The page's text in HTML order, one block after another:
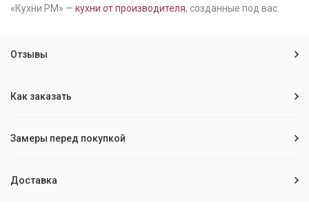
«Кухни РМ» — кухни от производителя, созданные под вас.
Отзывы
Как заказать
Замеры перед покупкой
Доставка